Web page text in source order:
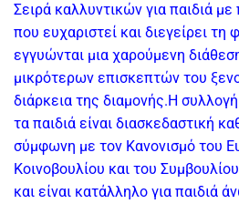
Σειρά καλλυντικών για παιδιά
που ευχαριστεί και διεγείρει τη
εγγυώνται μια χαρούμενη
μικρότερων επισκεπτών του
διάρκεια της διαμονής.Η
τα παιδιά είναι διασκεδαστική
σύμφωνη με τον Κανονισμό του
Κοινοβουλίου και του
και είναι κατάλληλο για παιδιά